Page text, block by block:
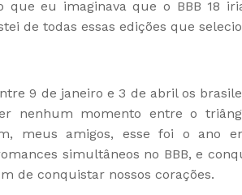
que eu imaginava que o BBB 18
de todas essas edições que
9 de janeiro e 3 de abril os
nenhum momento entre o
meus amigos, esse foi o ano
simultâneos no BBB, e
de conquistar nossos corações.